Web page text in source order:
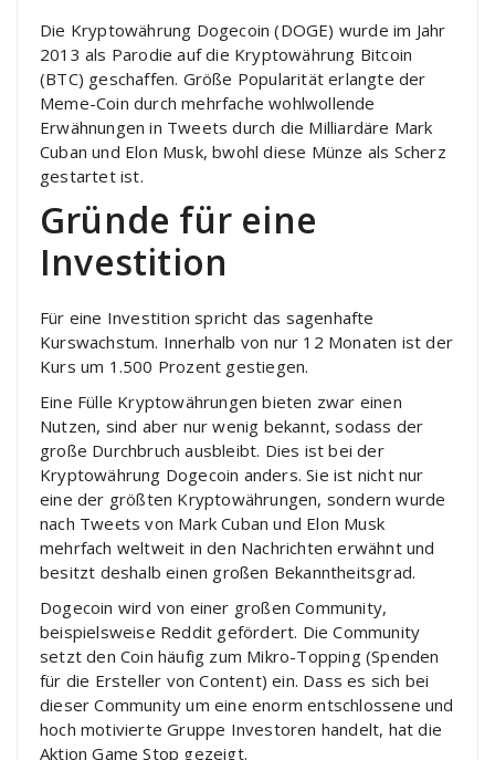
Die Kryptowährung Dogecoin (DOGE) wurde im Jahr
2013 als Parodie auf die Kryptowährung Bitcoin
(BTC) geschaffen. Größe Popularität erlangte der
Meme-Coin durch mehrfache wohlwollende
Erwähnungen in Tweets durch die Milliardäre Mark
Cuban und Elon Musk, bwohl diese Münze als Scherz
gestartet ist.
Gründe für eine
Investition
Für eine Investition spricht das sagenhafte
Kurswachstum. Innerhalb von nur 12 Monaten ist der
Kurs um 1.500 Prozent gestiegen.
Eine Fülle Kryptowährungen bieten zwar einen
Nutzen, sind aber nur wenig bekannt, sodass der
große Durchbruch ausbleibt. Dies ist bei der
Kryptowährung Dogecoin anders. Sie ist nicht nur
eine der größten Kryptowährungen, sondern wurde
nach Tweets von Mark Cuban und Elon Musk
mehrfach weltweit in den Nachrichten erwähnt und
besitzt deshalb einen großen Bekanntheitsgrad.
Dogecoin wird von einer großen Community,
beispielsweise Reddit gefördert. Die Community
setzt den Coin häufig zum Mikro-Topping (Spenden
für die Ersteller von Content) ein. Dass es sich bei
dieser Community um eine enorm entschlossene und
hoch motivierte Gruppe Investoren handelt, hat die
Aktion Game Stop gezeigt.